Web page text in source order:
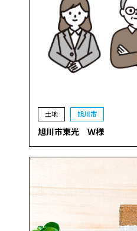
土地 旭川市
旭川市東光 Ｗ様